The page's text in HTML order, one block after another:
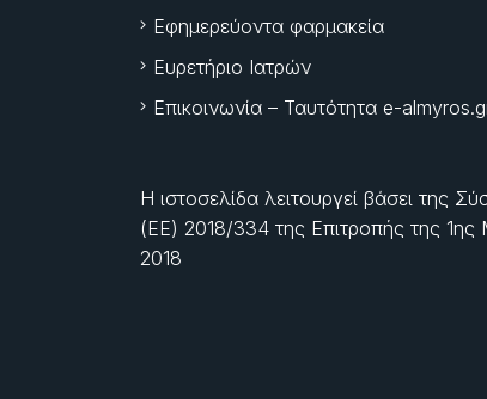
Εφημερεύοντα φαρμακεία
Ευρετήριο Ιατρών
Επικοινωνία – Ταυτότητα e-
Η ιστοσελίδα λειτουργεί βάσει της
(ΕΕ) 2018/334 της Επιτροπής της 1ης
2018